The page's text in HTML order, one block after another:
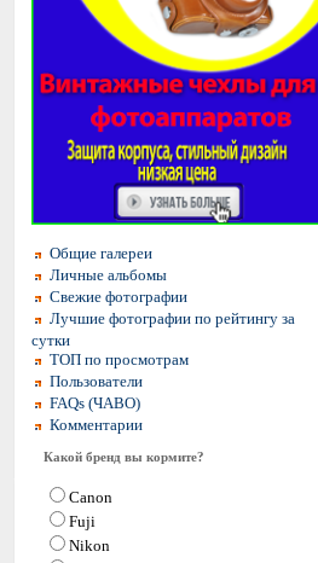
Общие галереи
Личные альбомы
Свежие фотографии
Лучшие фотографии по рейтингу за
сутки
ТОП по просмотрам
Пользователи
FAQs (ЧАВО)
Комментарии
Какой бренд вы кормите?
Canon
Fuji
Nikon